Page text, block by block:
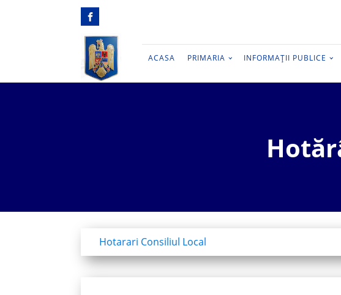
ACASA PRIMARIA INFORMAȚII PUBLICE
Hotarari Consiliul Local